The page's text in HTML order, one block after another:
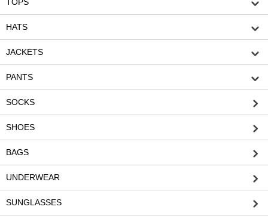
TOPS
HATS
JACKETS
PANTS
SOCKS
SHOES
BAGS
UNDERWEAR
SUNGLASSES